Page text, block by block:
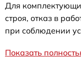
Для
строя, отказ в
при соблюдении
Показать